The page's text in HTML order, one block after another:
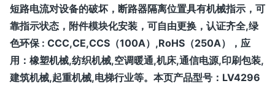
短路电流对设备的破坏，断路器隔离位置具有机械指示，可
靠指示状态，附件模块化安装，可自由更换，认证齐全,绿
色环保 : CCC,CE,CCS（100A）,RoHS（250A），应
用：橡塑机械,纺织机械,空调暖通,机床,通信电源,印刷包装,
建筑机械,起重机械,电梯行业等。本页产品型号： LV4296